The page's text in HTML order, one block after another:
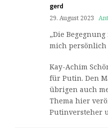
gerd
29. August 2023
„Die
mich persönlich
Kay-Achim
für Putin. Den
übrigen auch
Thema hier
Putinversteher